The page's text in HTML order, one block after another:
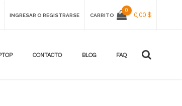
INGRESAR O REGISTRARSE CARRITO
0
0,00 $
CONTACTO BLOG FAQ